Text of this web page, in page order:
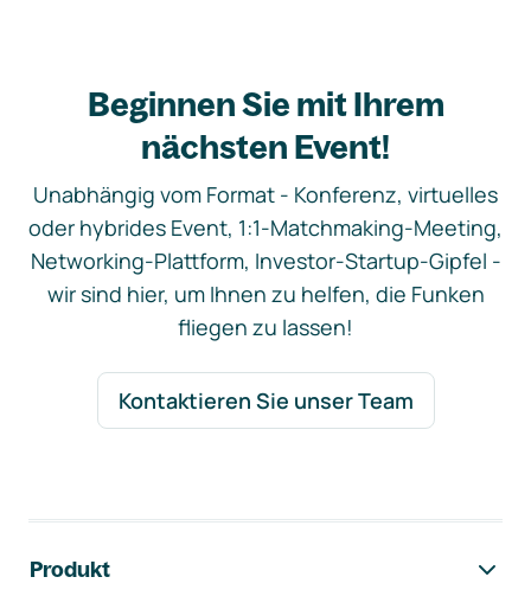
Beginnen Sie mit Ihrem
nächsten Event!
Unabhängig vom Format - Konferenz, virtuelles
oder hybrides Event, 1:1-Matchmaking-Meeting,
Networking-Plattform, Investor-Startup-Gipfel -
wir sind hier, um Ihnen zu helfen, die Funken
fliegen zu lassen!
Kontaktieren Sie unser Team
Produkt